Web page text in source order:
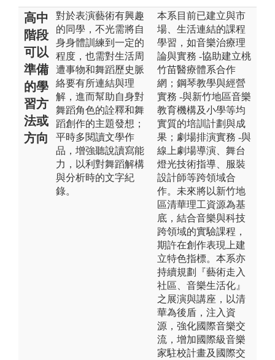
高中
階段
可以
準備
的學
習方
法或
方向
對於表演藝術有興趣
的同學，不光需將自
身身體訓練到一定的
程度，也需對生活周
遭事物和舞蹈歷史脈
絡要有所連結與理
解，進而幫助自身對
舞蹈角色的詮釋和舞
蹈創作的主題發想；
平時多閱讀文學作
品，增強聽說讀寫能
力，以利對舞蹈解構
與分析時的文字紀
錄。
本系目前已建立與市
場、生活連結的課程
學習，如音樂治療理
論與實務 -協助建立桃
竹苗醫療體系合作
網；鋼琴教學與經營
實務 -與新竹地區音樂
教育機構及小學等均
實質的培訓計劃與成
果；劇場排演實務 -與
線上劇場導演、舞台
燈光技術指導、服裝
設計師等跨領域合
作。未來將以新竹地
區清華理工資源為基
底，結合音樂與科技
跨領域的實驗課程，
期許在創作表現上建
立特色指標。本系亦
持續規劃『藝術走入
社區、音樂生活化』
之展演與講座，以清
華為後盾，注入資
源，強化國際音樂交
流，增加國際級音樂
家駐校計畫及國際交